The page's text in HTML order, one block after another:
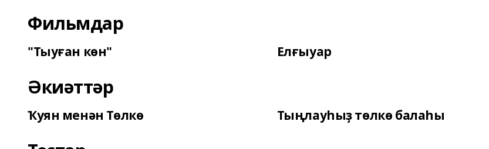
Фильмдар
"Тыуған көн" Елғыуар
Әкиәттәр
Ҡуян менән Төлкө Тыңлауһыҙ төлкө балаһы